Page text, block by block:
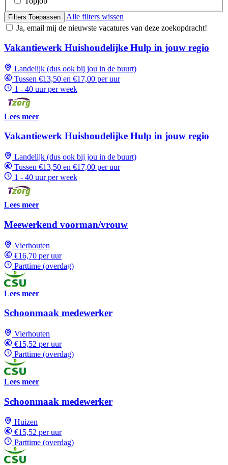
Filters Toepassen
Alle filters wissen
Ja, email mij de nieuwste vacatures van deze zoekopdracht!
Vakantiewerk Huishoudelijke Hulp in jouw regio
Landelijk (dus ook bij jou in de buurt)
Tussen €13,50 en €17,00 per uur
1 - 40 uur per week
Lees meer
Vakantiewerk Huishoudelijke Hulp in jouw regio
Landelijk (dus ook bij jou in de buurt)
Tussen €13,50 en €17,00 per uur
1 - 40 uur per week
Lees meer
Meewerkend voorman/vrouw
Vierhouten
€16,70 per uur
Parttime (overdag)
Lees meer
Schoonmaak medewerker
Vierhouten
€15,52 per uur
Parttime (overdag)
Lees meer
Schoonmaak medewerker
Huizen
€15,52 per uur
Parttime (overdag)